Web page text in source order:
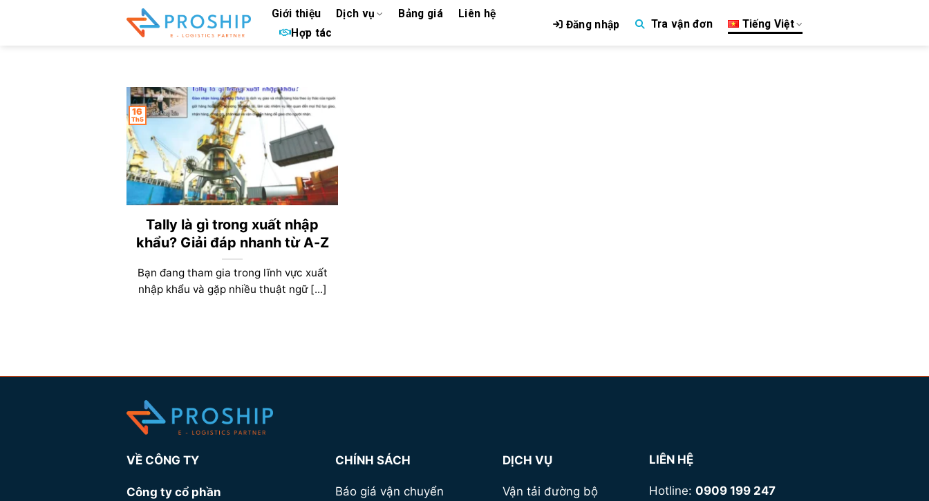
Giới thiệu Dịch vụ Bảng giá
Liên hệ
Hợp tác
Đăng nhập Tra vận đơn Tiếng Việt
Tally là gì trong xuất nhập
khẩu? Giải đáp nhanh từ A-Z
Bạn đang tham gia trong lĩnh vực xuất
nhập khẩu và gặp nhiều thuật ngữ [...]
16
Th5
VỀ CÔNG TY
Công ty cổ phần
CHÍNH SÁCH
Báo giá vận chuyển
DỊCH VỤ
Vận tải đường bộ
LIÊN HỆ
Hotline: 0909 199 247